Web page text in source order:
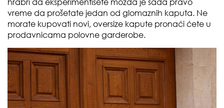
vreme da prošetate jedan od glomaznih kaputa. Ne
morate kupovati novi, oversize kapute pronaći ćete u
prodavnicama polovne garderobe.